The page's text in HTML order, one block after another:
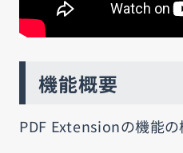
機能概要
PDF Extensionの機能の
運営会社
プライバシーポリシー